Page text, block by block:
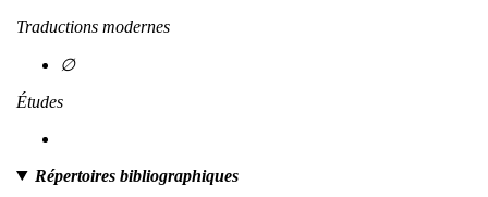
Traductions modernes
∅
Études
Répertoires bibliographiques